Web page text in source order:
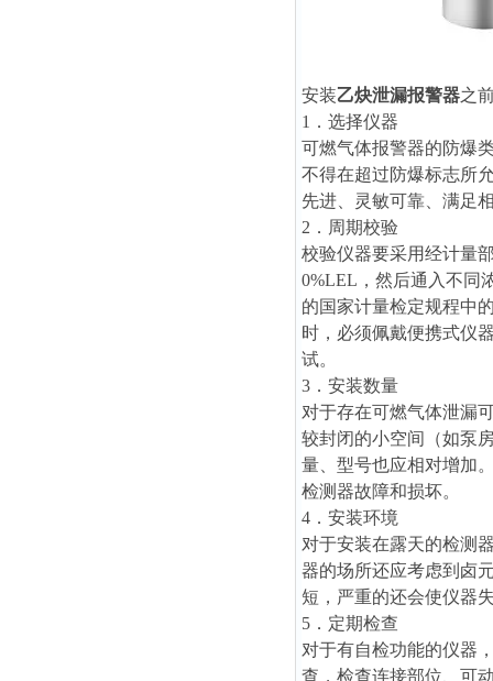
安装乙炔泄漏报警器之
1．选择仪器
可燃气体报警器的防爆
不得在超过防爆标志所
先进、灵敏可靠、满足
2．周期校验
校验仪器要采用经计量
0%LEL，然后通入不同
的国家计量检定规程中
时，必须佩戴便携式仪
试。
3．安装数量
对于存在可燃气体泄漏
较封闭的小空间（如泵
量、型号也应相对增加
检测器故障和损坏。
4．安装环境
对于安装在露天的检测
器的场所还应考虑到卤
短，严重的还会使仪器
5．定期检查
对于有自检功能的仪器
查，检查连接部位、可